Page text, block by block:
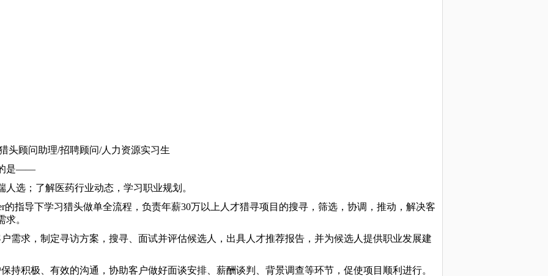
头顾问助理/招聘顾问/人力资源实习生
是——
人选；了解医药行业动态，学习职业规划。
的指导下学习猎头做单全流程，负责年薪30万以上人才猎寻项目的搜寻，筛选，协调，推动，解决客
求。
需求，制定寻访方案，搜寻、面试并评估候选人，出具人才推荐报告，并为候选人提供职业发展建
持积极、有效的沟通，协助客户做好面谈安排、薪酬谈判、背景调查等环节，促使项目顺利进行。